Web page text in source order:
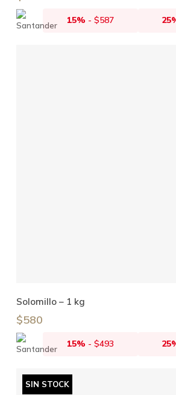
15% - $587
Solomillo – 1 kg
$580
15% - $493
SIN STOCK